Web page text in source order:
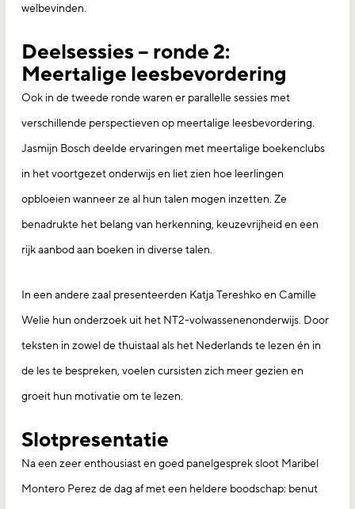
welbevinden.
Deelsessies – ronde 2:
Meertalige leesbevordering
Ook in de tweede ronde waren er parallelle sessies met
verschillende perspectieven op meertalige leesbevordering.
Jasmijn Bosch deelde ervaringen met meertalige boekenclubs
in het voortgezet onderwijs en liet zien hoe leerlingen
opbloeien wanneer ze al hun talen mogen inzetten. Ze
benadrukte het belang van herkenning, keuzevrijheid en een
rijk aanbod aan boeken in diverse talen.
In een andere zaal presenteerden Katja Tereshko en Camille
Welie hun onderzoek uit het NT2-volwassenenonderwijs. Door
teksten in zowel de thuistaal als het Nederlands te lezen én in
de les te bespreken, voelen cursisten zich meer gezien en
groeit hun motivatie om te lezen.
Slotpresentatie
Na een zeer enthousiast en goed panelgesprek sloot Maribel
Montero Perez de dag af met een heldere boodschap: benut